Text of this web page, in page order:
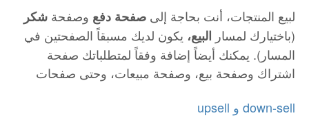
لبيع المنتجات، أنت بحاجة إلى صفحة دفع وصفحة شكر
(باختيارك لمسار البيع، يكون لديك مسبقاً الصفحتين في
المسار). يمكنك أيضاً إضافة وفقاً لمتطلباتك صفحة
اشتراك وصفحة بيع، وصفحة مبيعات، وحتى صفحات
upsell و down-sell